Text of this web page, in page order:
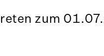
zum